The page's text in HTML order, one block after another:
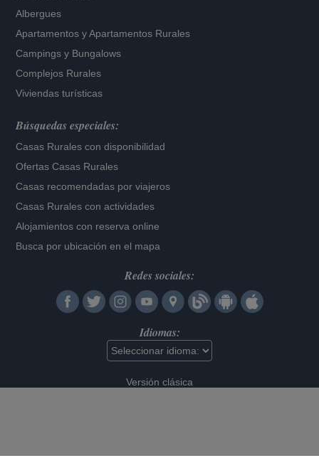
Albergues
Apartamentos yApartamentos Rurales
Campings y Bungalows
Complejos Rurales
Viviendas turísticas
Búsquedas especiales:
Casas Rurales con disponibilidad
Ofertas Casas Rurales
Casas recomendadas por viajeros
Casas Rurales con actividades
Alojamientos con reserva online
Busca por ubicación en el mapa
Redes sociales:
Idiomas:
Versión clásica